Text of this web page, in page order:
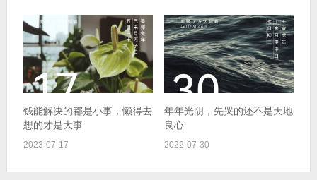
钱能解决的都是小事，懒得去
想的才是大事
2023-07-17
年年光阴，先哭的还不是天地
良心
2022-07-30